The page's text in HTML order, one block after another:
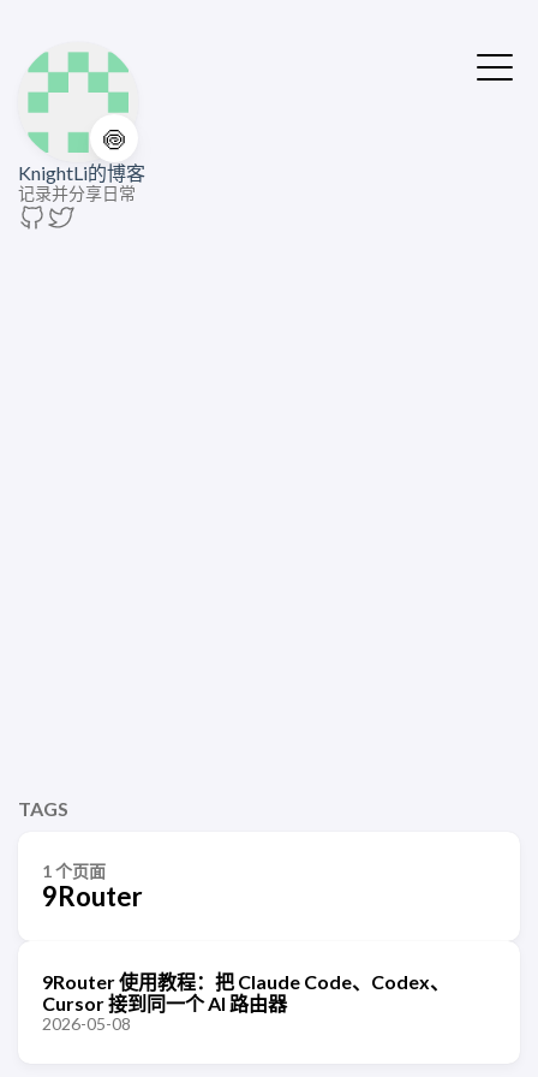
🍥
KnightLi的博客
记录并分享日常
TAGS
1 个页面
9Router
9Router 使用教程：把 Claude Code、Codex、
Cursor 接到同一个 AI 路由器
2026-05-08